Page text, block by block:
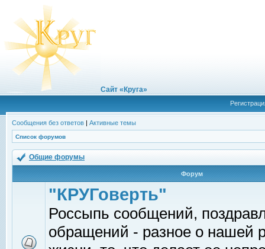
Сайт «Круга»
Сообщения без ответов | Активные темы
Список форумов
Общие форумы
Форум
"КРУГоверть"
Россыпь сообщений,
обращений - разное о нашей